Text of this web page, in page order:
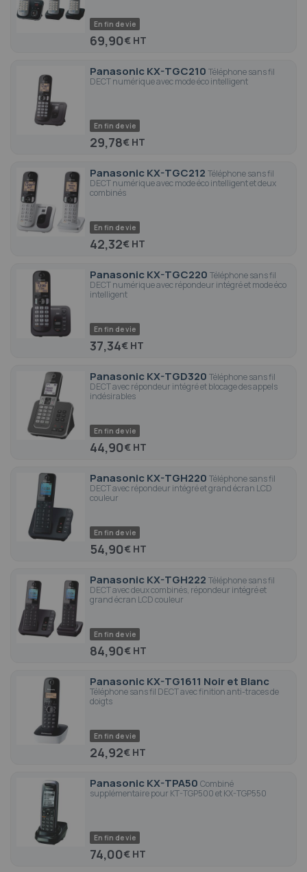
En fin de vie
69,90€
Panasonic KX-TGC210 Téléphone sans fil
DECT numérique avec mode éco intelligent
En fin de vie
29,78€
Panasonic KX-TGC212 Téléphone sans fil
DECT numérique avec mode éco intelligent et deux
combinés
En fin de vie
42,32€
Panasonic KX-TGC220 Téléphone sans fil
DECT numérique avec répondeur intégré et mode éco
intelligent
En fin de vie
37,34€
Panasonic KX-TGD320 Téléphone sans fil
DECT avec répondeur intégré et blocage des appels
indésirables
En fin de vie
44,90€
Panasonic KX-TGH220 Téléphone sans fil
DECT avec répondeur intégré et grand écran LCD
couleur
En fin de vie
54,90€
Panasonic KX-TGH222 Téléphone sans fil
DECT avec deux combinés, répondeur intégré et
grand écran LCD couleur
En fin de vie
84,90€
Panasonic KX-TG1611 Noir et Blanc
Téléphone sans fil DECT avec finition anti-traces de
doigts
En fin de vie
24,92€
Panasonic KX-TPA50 Combiné
supplémentaire pour KT-TGP500 et KX-TGP550
En fin de vie
74,00€